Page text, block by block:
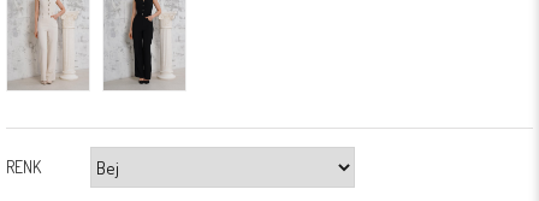
RENK